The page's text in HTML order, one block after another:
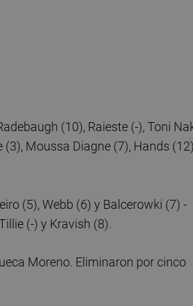
(10), Raieste (-), Toni
Moussa Diagne (7), Hands
(5), Webb (6) y Balcerowki (7) -
(-) y Kravish (8).
Moreno. Eliminaron por cinco